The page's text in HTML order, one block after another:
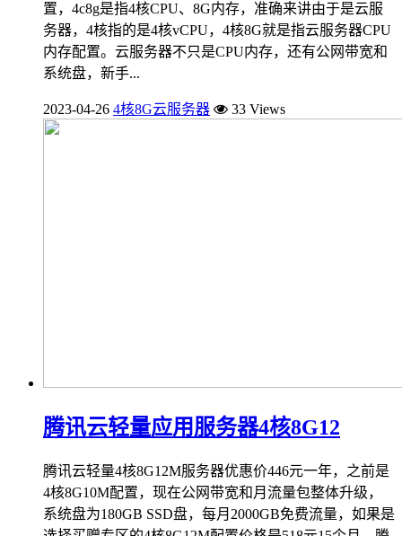
置，4c8g是指4核CPU、8G内存，准确来讲由于是云服
务器，4核指的是4核vCPU，4核8G就是指云服务器CPU
内存配置。云服务器不只是CPU内存，还有公网带宽和
系统盘，新手...
2023-04-26 4核8G云服务器 33 Views
腾讯云轻量应用服务器4核8G12
腾讯云轻量4核8G12M服务器优惠价446元一年，之前是
4核8G10M配置，现在公网带宽和月流量包整体升级，
系统盘为180GB SSD盘，每月2000GB免费流量，如果是